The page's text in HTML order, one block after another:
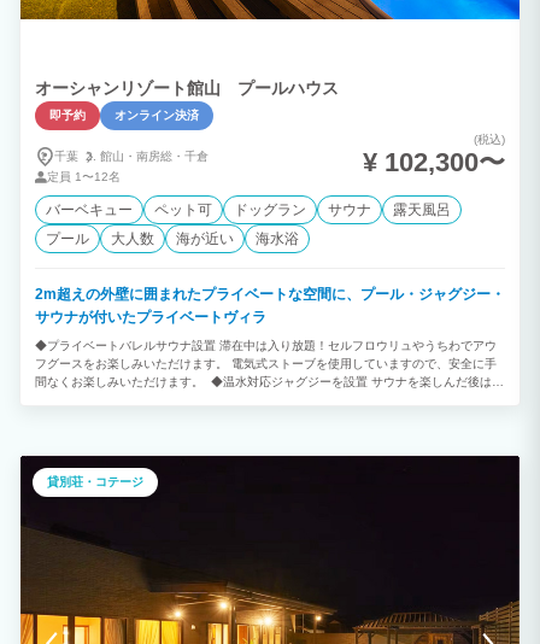
せんか？
オーシャンリゾート館山 プールハウス
即予約 オンライン決済
千葉 館山・ 南房総・ 千倉
定員 1〜12名
(税込)
¥ 102,300〜
バーベキュー ペット可 ドッグラン サウナ
露天風呂
プール
大人数 海が近い 海水浴
2m超えの外壁に囲まれたプライベートな空間に、プール・ジャグジー・
サウナが付いたプライベートヴィラ
◆プライベートバレルサウナ設置 滞在中は入り放題！セルフロウリュやうちわでアウ
フグースをお楽しみいただけます。 電気式ストーブを使用していますので、安全に手
間なくお楽しみいただけます。 ◆温水対応ジャグジーを設置 サウナを楽しんだ後は、
まで快適に楽しめます。 ◆1日1組のプライベートリゾート 1日1組限定の1棟貸切のプ
ライベートヴィラ。 海まで徒歩1分。 鏡ヶ浦からは、天候次第では幻想的なサンセッ
トも観られます。 海と緑に囲まれた館山ありながら都心から70分～高速出口から7
なアクティビティ 大自然のふれいあいを。 季節の花々 トレッキング～海遊び 冬はお
で気軽にBBQ テラスには本格BBQグリル（無料）テーブル、屋外照明、屋根もござい
ますので天候に左右されず年中無休でご利用いただけます。 調理器具や食器類もご用
意がございますので、食材を用意するだけで手軽に楽しめます。 ◆プライベートクル
ージング 海上からの絶景スポット～プライベートスイミング～貸切りチャーターなの
貸別荘・コテージ